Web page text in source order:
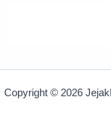
Copyright © 2026